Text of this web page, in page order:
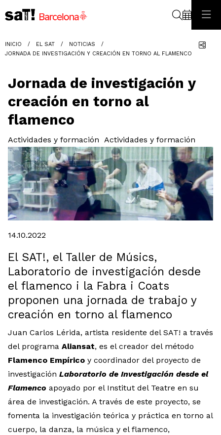
INICIO EL SAT
NOTICIAS
JORNADA DE INVESTIGACIÓN Y CREACIÓN EN TORNO AL FLAMENCO
Jornada de investigación y
creación en torno al
flamenco
Actividades y formación Actividades y formación
14.10.2022
El SAT!, el Taller de Músics,
Laboratorio de investigación desde
el flamenco i la Fabra i Coats
proponen una jornada de trabajo y
creación en torno al flamenco
Juan Carlos Lérida, artista residente del SAT! a través
del programa Aliansat, es el creador del método
Flamenco Empírico y coordinador del proyecto de
investigación Laboratorio de Investigación desde el
Flamenco apoyado por el Institut del Teatre en su
área de investigación. A través de este proyecto, se
fomenta la investigación teórica y práctica en torno al
cuerpo, la danza, la música y el flamenco,